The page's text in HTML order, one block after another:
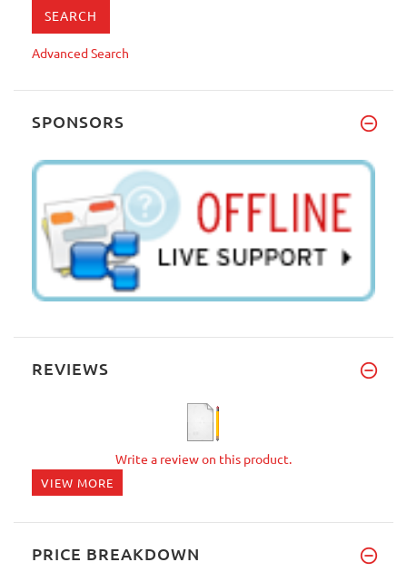
Advanced Search
SPONSORS
REVIEWS
Write a review on this product.
VIEW MORE
PRICE BREAKDOWN